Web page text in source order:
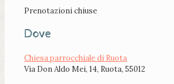
Prenotazioni chiuse
Dove
Chiesa parrocchiale di Ruota
Via Don Aldo Mei, 14, Ruota, 55012